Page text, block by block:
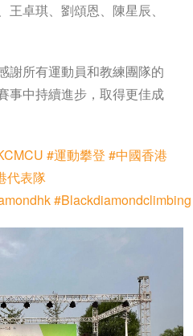
卓琪、劉頌恩、陳星辰、
謝所有運動員和教練團隊的
事中持續進步，取得更佳成
#運動攀登 #中國香港
代表隊
#Blackdiamondclimbing